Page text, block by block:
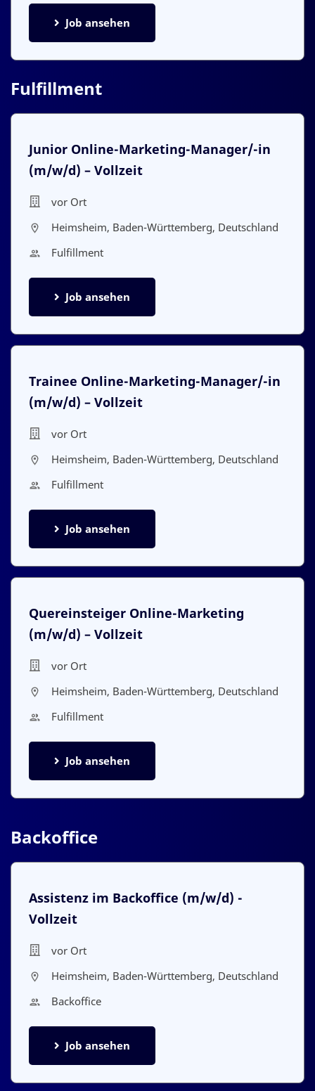
Job ansehen
Fulfillment
Junior Online-Marketing-Manager/-in
(m/w/d) – Vollzeit
vor Ort
Heimsheim, Baden-Württemberg, Deutschland
Fulfillment
Job ansehen
Trainee Online-Marketing-Manager/-in
(m/w/d) – Vollzeit
vor Ort
Heimsheim, Baden-Württemberg, Deutschland
Fulfillment
Job ansehen
Quereinsteiger Online-Marketing
(m/w/d) – Vollzeit
vor Ort
Heimsheim, Baden-Württemberg, Deutschland
Fulfillment
Job ansehen
Backoffice
Assistenz im Backoffice (m/w/d) -
Vollzeit
vor Ort
Heimsheim, Baden-Württemberg, Deutschland
Backoffice
Job ansehen